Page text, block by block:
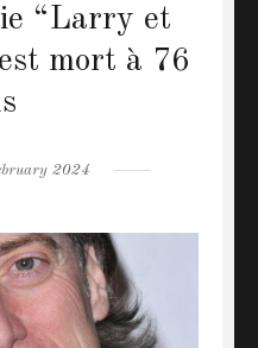
“Larry et
mort à 76
2024